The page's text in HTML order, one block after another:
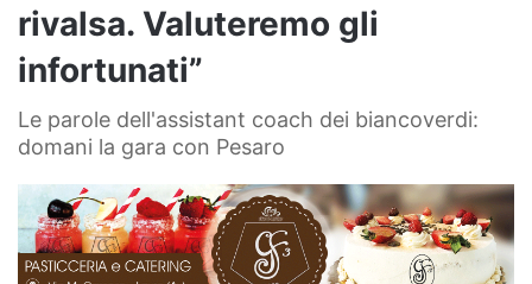
rivalsa. Valuteremo gli
infortunati”
Le parole dell'assistant coach dei biancoverdi:
domani la gara con Pesaro